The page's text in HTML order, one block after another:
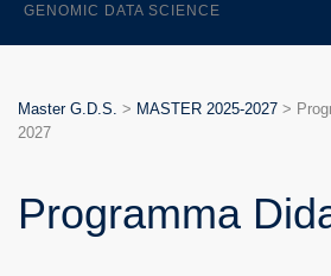
GENOMIC DATA SCIENCE
Master G.D.S. > MASTER 2025-2027 >
2027
Programma